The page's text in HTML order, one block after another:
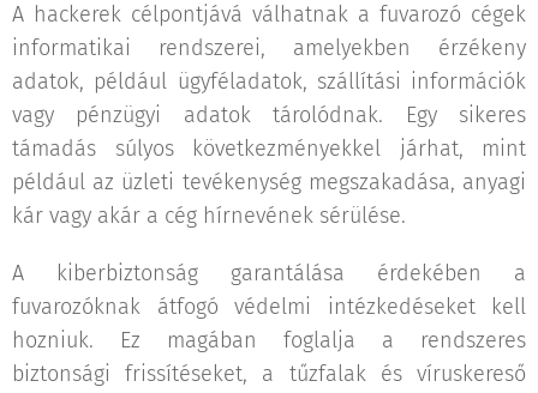
A hackerek célpontjává válhatnak a fuvarozó cégek
informatikai rendszerei, amelyekben érzékeny
adatok, például ügyféladatok, szállítási információk
vagy pénzügyi adatok tárolódnak. Egy sikeres
támadás súlyos következményekkel járhat, mint
például az üzleti tevékenység megszakadása, anyagi
kár vagy akár a cég hírnevének sérülése.
A kiberbiztonság garantálása érdekében a
fuvarozóknak átfogó védelmi intézkedéseket kell
hozniuk. Ez magában foglalja a rendszeres
biztonsági frissítéseket, a tűzfalak és víruskereső